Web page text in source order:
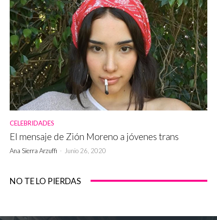
CELEBRIDADES
El mensaje de Zión Moreno a jóvenes trans
Ana Sierra Arzuffi - Junio 26, 2020
NO TE LO PIERDAS